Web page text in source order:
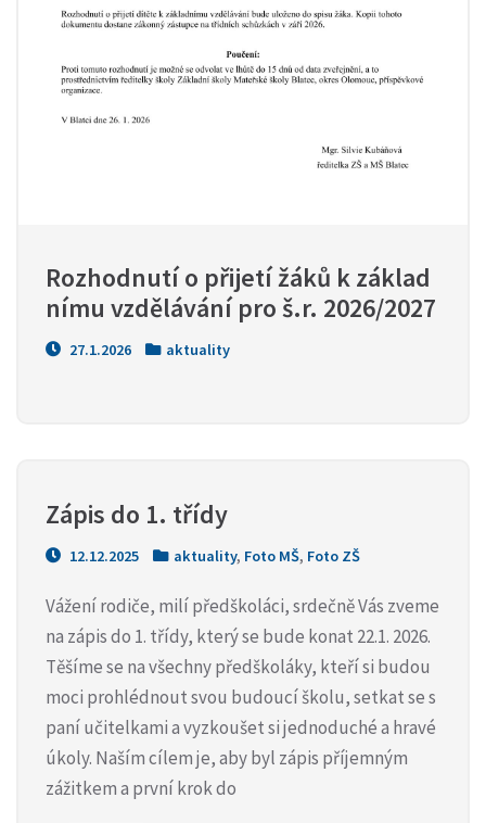
Rozhodnutí o přijetí žáků k základ
nímu vzdělávání pro š.r. 2026/2027
27.1.2026 aktuality
Zápis do 1. třídy
12.12.2025 aktuality, Foto MŠ, Foto ZŠ
Vážení rodiče, milí předškoláci, srdečně Vás zveme
na zápis do 1. třídy, který se bude konat 22.1. 2026.
Těšíme se na všechny předškoláky, kteří si budou
moci prohlédnout svou budoucí školu, setkat se s
paní učitelkami a vyzkoušet si jednoduché a hravé
úkoly. Naším cílem je, aby byl zápis příjemným
zážitkem a první krok do